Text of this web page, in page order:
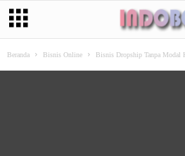
Beranda Bisnis Online Bisnis Dropship Tanpa Modal